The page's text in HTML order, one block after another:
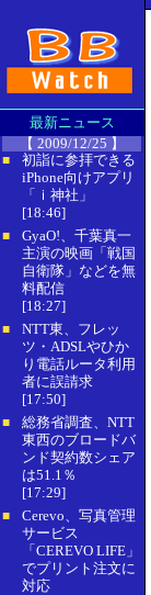
最新ニュース
【 2009/12/25 】
■
初詣に参拝できる
iPhone向けアプリ
「ｉ神社」
[18:46]
■
GyaO!、千葉真一
主演の映画「戦国
自衛隊」などを無
料配信
[18:27]
■
NTT東、フレッ
ツ・ADSLやひか
り電話ルータ利用
者に誤請求
[17:50]
■
総務省調査、NTT
東西のブロードバ
ンド契約数シェア
は51.1％
[17:29]
■
Cerevo、写真管理
サービス
「CEREVO LIFE」
でプリント注文に
対応